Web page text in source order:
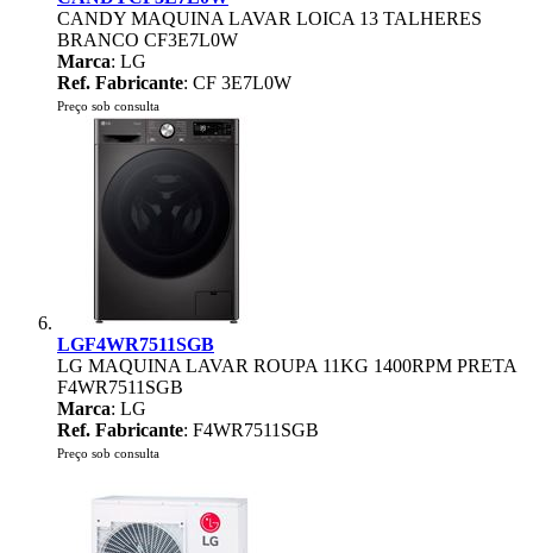
CANDY MAQUINA LAVAR LOICA 13 TALHERES
BRANCO CF3E7L0W
Marca: LG
Ref. Fabricante: CF 3E7L0W
Preço sob consulta
LGF4WR7511SGB
LG MAQUINA LAVAR ROUPA 11KG 1400RPM PRETA
F4WR7511SGB
Marca: LG
Ref. Fabricante: F4WR7511SGB
Preço sob consulta